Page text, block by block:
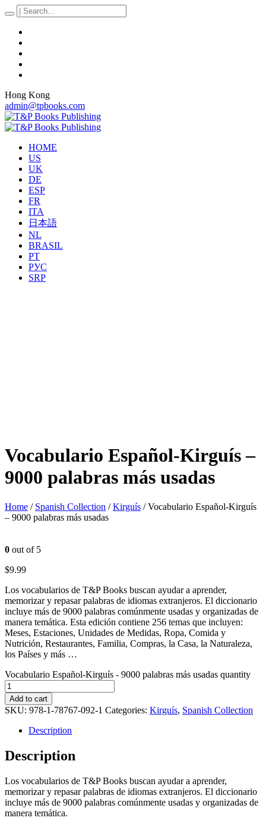
Hong Kong
admin@tpbooks.com
HOME
US
UK
DE
ESP
FR
ITA
日本語
NL
BRASIL
PT
РУС
SRP
Vocabulario Español-Kirguís –
9000 palabras más usadas
Home / Spanish Collection /Kirguís / Vocabulario Español-Kirguís
– 9000 palabras más usadas
0 out of 5
$9.99
Los vocabularios de T&P Books buscan ayudar a aprender,
memorizar y repasar palabras de idiomas extranjeros. El diccionario
incluye más de 9000 palabras comúnmente usadas y organizadas de
manera temática. Esta edición contiene 256 temas que incluyen:
Meses, Estaciones, Unidades de Medidas, Ropa, Comida y
Nutrición, Restaurantes, Familia, Compras, la Casa, la Naturaleza,
los Países y más …
Vocabulario Español-Kirguís - 9000 palabras más usadas quantity
Add to cart
SKU: 978-1-78767-092-1 Categories: Kirguís, Spanish Collection
Description
Description
Los vocabularios de T&P Books buscan ayudar a aprender,
memorizar y repasar palabras de idiomas extranjeros. El diccionario
incluye más de 9000 palabras comúnmente usadas y organizadas de
manera temática.